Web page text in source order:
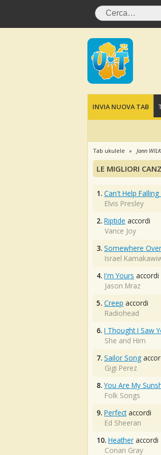
INVIA NUOVA TAB
Tab ukulele Jann
LE MIGLIORI
1. Can't Help
Elvis Presley
2. Riptide accordi
Vance Joy
3. Somewhere
Israel
4. I'm Yours accordi
Jason Mraz
5. Creep accordi
Radiohead
6. I Thought I Saw
She and Him
7. Sailor Song
Gigi Perez
8. You Are My
Folk Songs
9. Perfectaccordi
Ed Sheeran
10. Heather accordi
Conan Gray